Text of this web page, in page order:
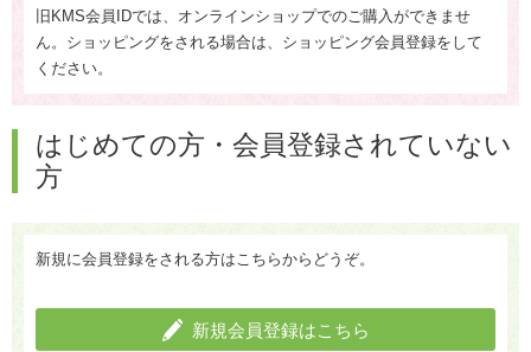
旧KMS会員IDでは、オンラインショップでのご購入ができませ
ん。ショッピングをされる場合は、ショッピング会員登録をして
ください。
はじめての方・会員登録されていない
方
新規に会員登録をされる方はこちらからどうぞ。
新規会員登録はこちら